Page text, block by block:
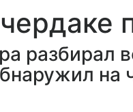
разбирал
на